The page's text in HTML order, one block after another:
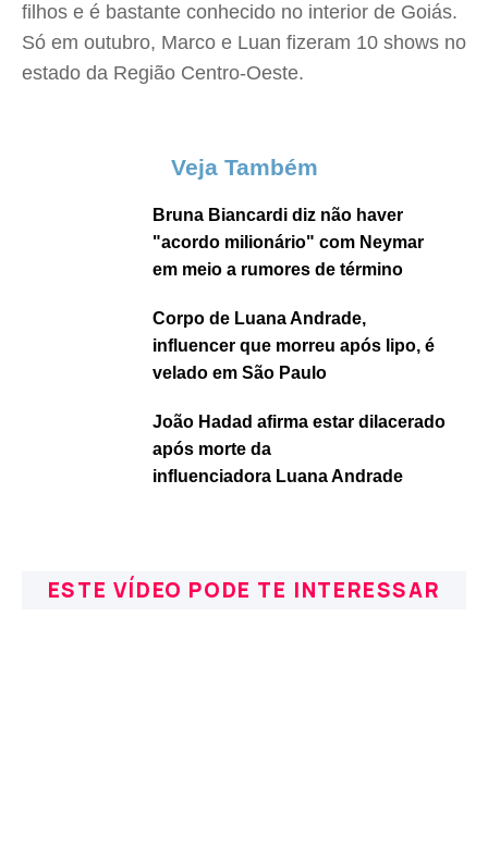
filhos e é bastante conhecido no interior de Goiás.
Só em outubro, Marco e Luan fizeram 10 shows no
estado da Região Centro-Oeste.
Veja Também
Bruna Biancardi diz não haver
"acordo milionário" com Neymar
em meio a rumores de término
Corpo de Luana Andrade,
influencer que morreu após lipo, é
velado em São Paulo
João Hadad afirma estar dilacerado
após morte da
influenciadora Luana Andrade
ESTE VÍDEO PODE TE INTERESSAR